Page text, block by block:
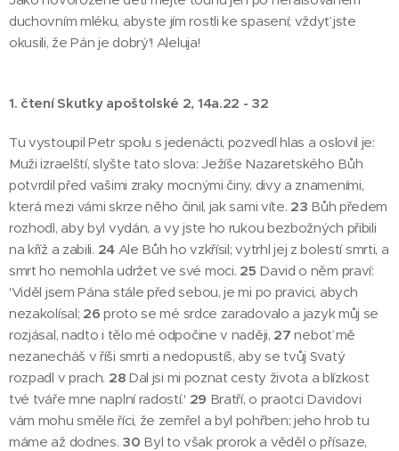
duchovním mléku, abyste jím rostli ke spasení; vždyť jste
okusili, že Pán je dobrý'! Aleluja!
1. čtení Skutky apoštolské 2, 14a.22 - 32
Tu vystoupil Petr spolu s jedenácti, pozvedl hlas a oslovil je:
Muži izraelští, slyšte tato slova: Ježíše Nazaretského Bůh
potvrdil před vašimi zraky mocnými činy, divy a znameními,
která mezi vámi skrze něho činil, jak sami víte. 23 Bůh předem
rozhodl, aby byl vydán, a vy jste ho rukou bezbožných přibili
na kříž a zabili. 24Ale Bůh ho vzkřísil; vytrhl jej z bolestí smrti, a
smrt ho nemohla udržet ve své moci. 25 David o něm praví:
'Viděl jsem Pána stále před sebou, je mi po pravici, abych
nezakolísal; 26proto se mé srdce zaradovalo a jazyk můj se
rozjásal, nadto i tělo mé odpočine v naději, 27neboť mě
nezanecháš v říši smrti a nedopustíš, aby se tvůj Svatý
rozpadl v prach. 28 Dal jsi mi poznat cesty života a blízkost
tvé tváře mne naplní radostí.' 29 Bratří, o praotci Davidovi
vám mohu směle říci, že zemřel a byl pohřben; jeho hrob tu
máme až dodnes. 30 Byl to však prorok a věděl o přísaze,